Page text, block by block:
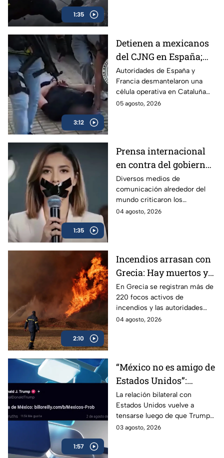
1:35
3:12
Detienen a mexicanos
del CJNG en España;
traficaban droga
diluida en vainilla
Autoridades de España y
Francia desmantelaron una
célula operativa en Cataluña
del cártel Jalisco Nueva
05 agosto, 2026
1:35
Prensa internacional
en contra del gobierno
por los Lineamientos
para Callar a México
Diversos medios de
comunicación alrededor del
mundo criticaron los
Lineamientos para Callar a
04 agosto, 2026
2:10
Incendios arrasan con
Grecia: Hay muertos y
más de mil evacuados
En Grecia se registran más de
220 focos activos de
incendios y las autoridades
han detenido a más de 30
04 agosto, 2026
1:57
“México no es amigo de
Estados Unidos”:
Trump cuestiona
estrategia contra el
narcotráfico
La relación bilateral con
Estados Unidos vuelve a
tensarse luego de que Trump
aseguró que “el problema es
03 agosto, 2026